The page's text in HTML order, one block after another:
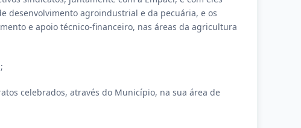
desenvolvimento agroindustrial e da pecuária, e os
e apoio técnico-financeiro, nas áreas da agricultura
celebrados, através do Município, na sua área de